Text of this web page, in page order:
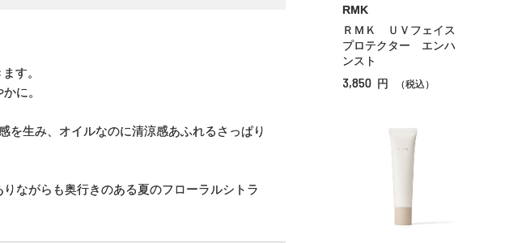
す。
に。
を生み、オイルなのに清涼感あふれるさっぱり
ながらも奥行きのある夏のフローラルシトラ
RMK
ＲＭＫ ＵＶフェイス
プロテクター エンハ
ンスト
3,850 円 （税込）